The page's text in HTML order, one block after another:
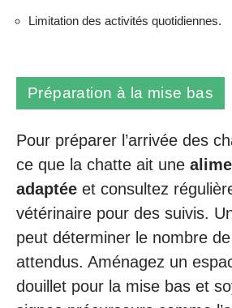
Limitation des activités quotidiennes.
Préparation à la mise bas
Pour préparer l’arrivée des
ce que la chatte ait une
adaptée et consultez
vétérinaire pour des suivis.
peut déterminer le nombre
attendus. Aménagez un
douillet pour la mise bas et